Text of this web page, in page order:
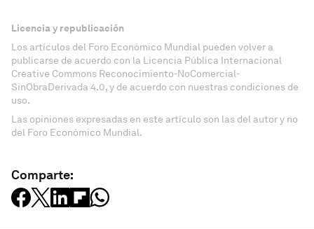
Licencia y republicación
Los artículos del Foro Económico Mundial pueden volver a
publicarse de acuerdo con la Licencia Pública Internacional
Creative Commons Reconocimiento-NoComercial-
SinObraDerivada 4.0, y de acuerdo con nuestras condiciones de
uso.
Las opiniones expresadas en este artículo son las del autor y no
del Foro Económico Mundial.
Comparte: